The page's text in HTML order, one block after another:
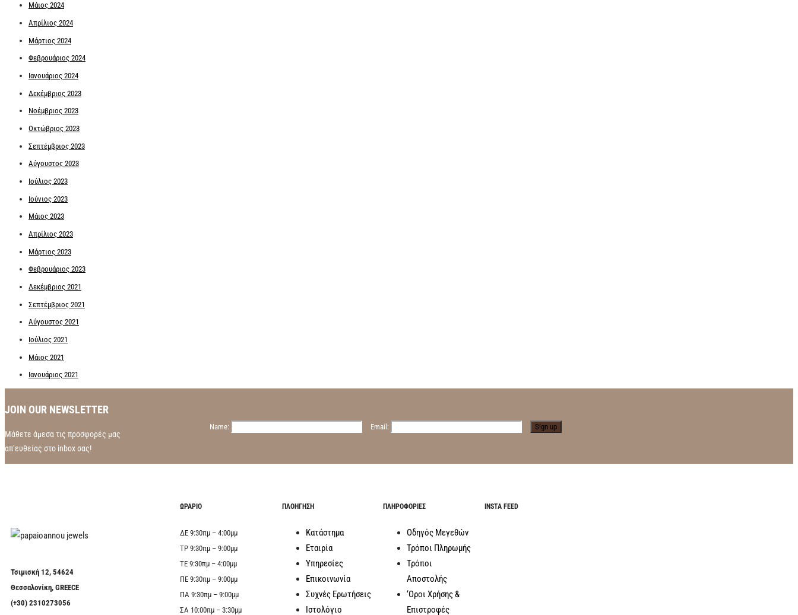
Μάιος 2024
Απρίλιος 2024
Μάρτιος 2024
Φεβρουάριος 2024
Ιανουάριος 2024
Δεκέμβριος 2023
Νοέμβριος 2023
Οκτώβριος 2023
Σεπτέμβριος 2023
Αύγουστος 2023
Ιούλιος 2023
Ιούνιος 2023
Μάιος 2023
Απρίλιος 2023
Μάρτιος 2023
Φεβρουάριος 2023
Δεκέμβριος 2021
Σεπτέμβριος 2021
Αύγουστος 2021
Ιούλιος 2021
Μάιος 2021
Ιανουάριος 2021
JOIN OUR NEWSLETTER
Μάθετε άμεσα τις προσφορές μας
απ’ευθείας στο inbox σας!
Name: Email:
Τσιμισκή 12, 54624
Θεσσαλονίκη, GREECE
(+30) 2310273056
ΩΡΑΡΙΟ
ΔΕ 9:30πμ – 4:00μμ
ΤΡ 9:30πμ – 9:00μμ
ΤΕ 9:30πμ – 4:00μμ
ΠΕ 9:30πμ – 9:00μμ
ΠΑ 9:30πμ – 9:00μμ
ΣΑ 10:00πμ – 3:30μμ
ΠΛΟΗΓΗΣΗ
Κατάστημα
Εταιρία
Υπηρεσίες
Επικοινωνία
Συχνές Ερωτήσεις
Ιστολόγιο
ΠΛΗΡΟΦΟΡΙΕΣ
Οδηγός Μεγεθών
Τρόποι Πληρωμής
Τρόποι
Αποστολής
‘Οροι Χρήσης &
Επιστροφές
INSTA FEED